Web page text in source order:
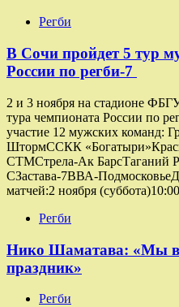
Регби
В Сочи пройдет 5 тур
России по регби-7
2 и 3 ноября на стадионе
тура чемпионата России по
участие 12 мужских команд:
ШтормССКК
СТМСтрела-Ак БарсТаганий
СЗастава-7ВВА-
матчей:2 ноября
Регби
Нико Шаматава: «Мы
праздник»
Регби